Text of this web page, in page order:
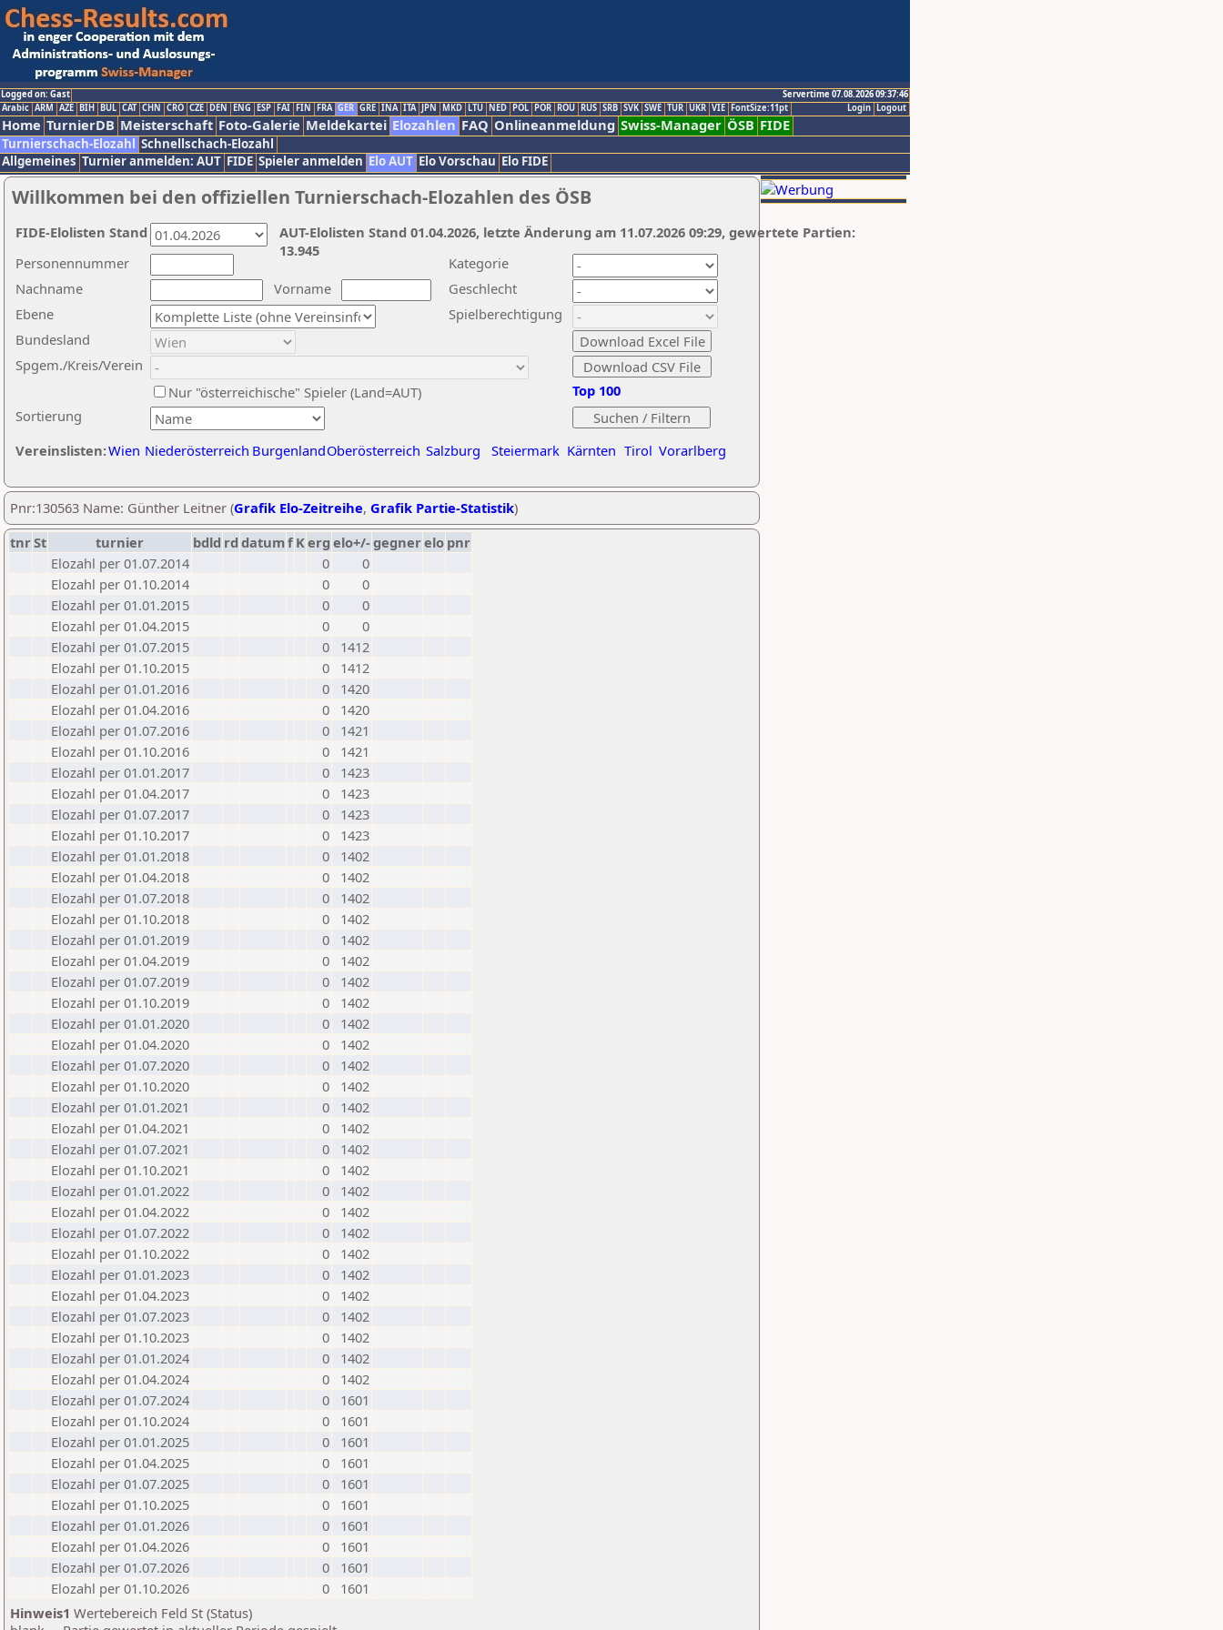
Logged on: Gast
Servertime 07.08.2026 09:37:46
Logout
Login
Arabic ARM AZE BIH BUL CAT CHN CRO CZE DEN ENG ESP FAI FIN FRA GER GRE INA ITA JPN MKD LTU NED POL POR ROU RUS SRB SVK SWE TUR UKR VIE FontSize:11pt
Home TurnierDB Meisterschaft Foto-Galerie Meldekartei Elozahlen FAQ Onlineanmeldung Swiss-Manager ÖSB FIDE
Turnierschach-Elozahl Schnellschach-Elozahl
Allgemeines Turnier anmelden: AUT FIDE Spieler anmelden Elo AUT Elo Vorschau Elo FIDE
Willkommen bei den offiziellen Turnierschach-Elozahlen des ÖSB
Nachname
Vorname
Ebene
Kategorie
Sortierung
Personennummer
Bundesland
Spgem./Kreis/Verein
Geschlecht
Nur "österreichische" Spieler (Land=AUT)
Spielberechtigung
Vereinslisten:Wien Niederösterreich BurgenlandOberösterreich Salzburg Steiermark Kärnten Tirol Vorarlberg
Top 100
AUT-Elolisten Stand 01.04.2026, letzte Änderung am 11.07.2026 09:29, gewertete Partien:
13.945
FIDE-Elolisten Stand
Pnr:130563 Name: Günther Leitner (Grafik Elo-Zeitreihe, Grafik Partie-Statistik)
tnrSt turnier bdld rd datumf Kerg elo+/-gegnerelo pnr
Elozahl per 01.07.2014
0
0
Elozahl per 01.10.2014
0
0
Elozahl per 01.01.2015
0
0
Elozahl per 01.04.2015
0
0
Elozahl per 01.07.2015
0
1412
Elozahl per 01.10.2015
0
1412
Elozahl per 01.01.2016
0
1420
Elozahl per 01.04.2016
0
1420
Elozahl per 01.07.2016
0
1421
Elozahl per 01.10.2016
0
1421
Elozahl per 01.01.2017
0
1423
Elozahl per 01.04.2017
0
1423
Elozahl per 01.07.2017
0
1423
Elozahl per 01.10.2017
0
1423
Elozahl per 01.01.2018
0
1402
Elozahl per 01.04.2018
0
1402
Elozahl per 01.07.2018
0
1402
Elozahl per 01.10.2018
0
1402
Elozahl per 01.01.2019
0
1402
Elozahl per 01.04.2019
0
1402
Elozahl per 01.07.2019
0
1402
Elozahl per 01.10.2019
0
1402
Elozahl per 01.01.2020
0
1402
Elozahl per 01.04.2020
0
1402
Elozahl per 01.07.2020
0
1402
Elozahl per 01.10.2020
0
1402
Elozahl per 01.01.2021
0
1402
Elozahl per 01.04.2021
0
1402
Elozahl per 01.07.2021
0
1402
Elozahl per 01.10.2021
0
1402
Elozahl per 01.01.2022
0
1402
Elozahl per 01.04.2022
0
1402
Elozahl per 01.07.2022
0
1402
Elozahl per 01.10.2022
0
1402
Elozahl per 01.01.2023
0
1402
Elozahl per 01.04.2023
0
1402
Elozahl per 01.07.2023
0
1402
Elozahl per 01.10.2023
0
1402
Elozahl per 01.01.2024
0
1402
Elozahl per 01.04.2024
0
1402
Elozahl per 01.07.2024
0
1601
Elozahl per 01.10.2024
0
1601
Elozahl per 01.01.2025
0
1601
Elozahl per 01.04.2025
0
1601
Elozahl per 01.07.2025
0
1601
Elozahl per 01.10.2025
0
1601
Elozahl per 01.01.2026
0
1601
Elozahl per 01.04.2026
0
1601
Elozahl per 01.07.2026
0
1601
Elozahl per 01.10.2026
0
1601
Hinweis1 Wertebereich Feld St (Status)